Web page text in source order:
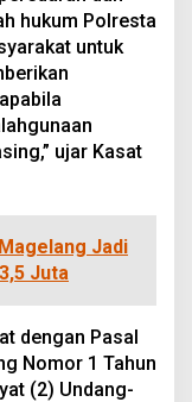
hukum Polresta
untuk
ujar Kasat
Jadi
Juta
dengan Pasal
Nomor 1 Tahun
(2) Undang-